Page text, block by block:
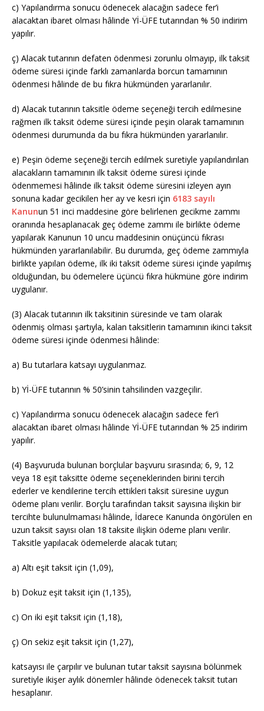
c) Yapılandırma sonucu ödenecek alacağın sadece fer’i
alacaktan ibaret olması hâlinde Yİ-ÜFE tutarından % 50 indirim
yapılır.
ç) Alacak tutarının defaten ödenmesi zorunlu olmayıp, ilk taksit
ödeme süresi içinde farklı zamanlarda borcun tamamının
ödenmesi hâlinde de bu fıkra hükmünden yararlanılır.
d) Alacak tutarının taksitle ödeme seçeneği tercih edilmesine
rağmen ilk taksit ödeme süresi içinde peşin olarak tamamının
ödenmesi durumunda da bu fıkra hükmünden yararlanılır.
e) Peşin ödeme seçeneği tercih edilmek suretiyle yapılandırılan
alacakların tamamının ilk taksit ödeme süresi içinde
ödenmemesi hâlinde ilk taksit ödeme süresini izleyen ayın
sonuna kadar gecikilen her ay ve kesri için 6183 sayılı
Kanunun 51 inci maddesine göre belirlenen gecikme zammı
oranında hesaplanacak geç ödeme zammı ile birlikte ödeme
yapılarak Kanunun 10 uncu maddesinin onüçüncü fıkrası
hükmünden yararlanılabilir. Bu durumda, geç ödeme zammıyla
birlikte yapılan ödeme, ilk iki taksit ödeme süresi içinde yapılmış
olduğundan, bu ödemelere üçüncü fıkra hükmüne göre indirim
uygulanır.
(3) Alacak tutarının ilk taksitinin süresinde ve tam olarak
ödenmiş olması şartıyla, kalan taksitlerin tamamının ikinci taksit
ödeme süresi içinde ödenmesi hâlinde:
a) Bu tutarlara katsayı uygulanmaz.
b) Yİ-ÜFE tutarının % 50’sinin tahsilinden vazgeçilir.
c) Yapılandırma sonucu ödenecek alacağın sadece fer’i
alacaktan ibaret olması hâlinde Yİ-ÜFE tutarından % 25 indirim
yapılır.
(4) Başvuruda bulunan borçlular başvuru sırasında; 6, 9, 12
veya 18 eşit taksitte ödeme seçeneklerinden birini tercih
ederler ve kendilerine tercih ettikleri taksit süresine uygun
ödeme planı verilir. Borçlu tarafından taksit sayısına ilişkin bir
tercihte bulunulmaması hâlinde, İdarece Kanunda öngörülen en
uzun taksit sayısı olan 18 taksite ilişkin ödeme planı verilir.
Taksitle yapılacak ödemelerde alacak tutarı;
a) Altı eşit taksit için (1,09),
b) Dokuz eşit taksit için (1,135),
c) On iki eşit taksit için (1,18),
ç) On sekiz eşit taksit için (1,27),
katsayısı ile çarpılır ve bulunan tutar taksit sayısına bölünmek
suretiyle ikişer aylık dönemler hâlinde ödenecek taksit tutarı
hesaplanır.